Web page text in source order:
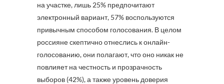
на участке, лишь 25% предпочитают
электронный вариант, 57% воспользуются
привычным способом голосования. В целом
россияне скептично отнеслись к онлайн-
голосованию, они полагают, что оно никак не
повлияет на честность и прозрачность
выборов (42%), а также уровень доверия